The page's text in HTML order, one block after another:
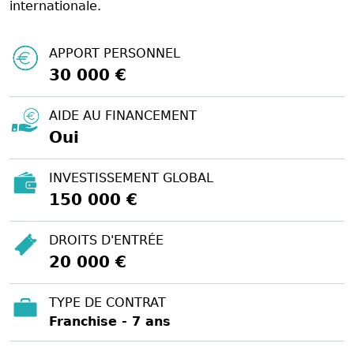
internationale.
APPORT PERSONNEL
30 000 €
AIDE AU FINANCEMENT
Oui
INVESTISSEMENT GLOBAL
150 000 €
DROITS D'ENTRÉE
20 000 €
TYPE DE CONTRAT
Franchise - 7 ans